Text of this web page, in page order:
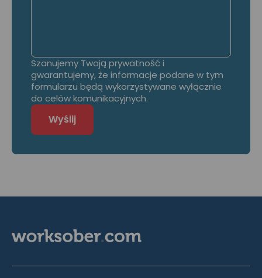
Szanujemy Twoją prywatność i
gwarantujemy, że informacje podane w tym
formularzu będą wykorzystywane wyłącznie
do celów komunikacyjnych.